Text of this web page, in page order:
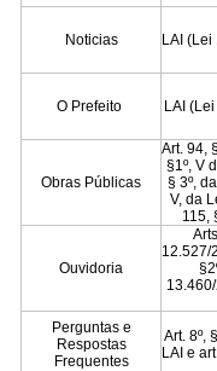
Noticias LAI (Lei
O Prefeito LAI (Lei
Obras Públicas
Art. 94,
§1º, V
§ 3º,
V, da
115,
Ouvidoria
12.527/
Perguntas e
Respostas
Frequentes
Art. 8º,
LAI e